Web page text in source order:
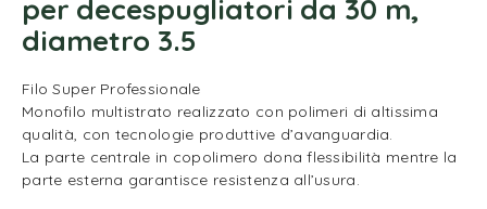
per decespugliatori da 30 m,
diametro 3.5
Filo Super Professionale
Monofilo multistrato realizzato con polimeri di altissima
qualità, con tecnologie produttive d’avanguardia.
La parte centrale in copolimero dona flessibilità mentre la
parte esterna garantisce resistenza all’usura.